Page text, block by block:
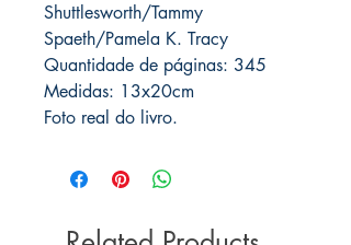
Shuttlesworth/Tammy
Spaeth/Pamela K. Tracy
Quantidade de páginas: 345
Medidas: 13x20cm
Foto real do livro.